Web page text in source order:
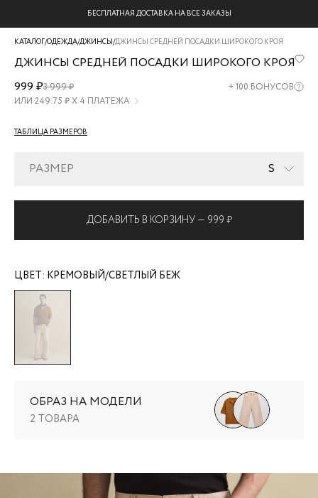
БЕСПЛАТНАЯ ДОСТАВКА НА ВСЕ ЗАКАЗЫ
КАТАЛОГ/ОДЕЖДА/ДЖИНСЫ/ДЖИНСЫ СРЕДНЕЙ ПОСАДКИ ШИРОКОГО КРОЯ
ДЖИНСЫ СРЕДНЕЙ ПОСАДКИ ШИРОКОГО КРОЯ
ZR2607042307-
61
999 ₽3 999 ₽ +100 БОНУСОВ
ИЛИ 249.75 ₽ Х 4 ПЛАТЕЖА
ТАБЛИЦА РАЗМЕРОВ
РАЗМЕР S
ДОБАВИТЬ В КОРЗИНУ — 999 ₽
ЦВЕТ: КРЕМОВЫЙ/СВЕТЛЫЙ БЕЖ
ОБРАЗ НА МОДЕЛИ
2 ТОВАРА